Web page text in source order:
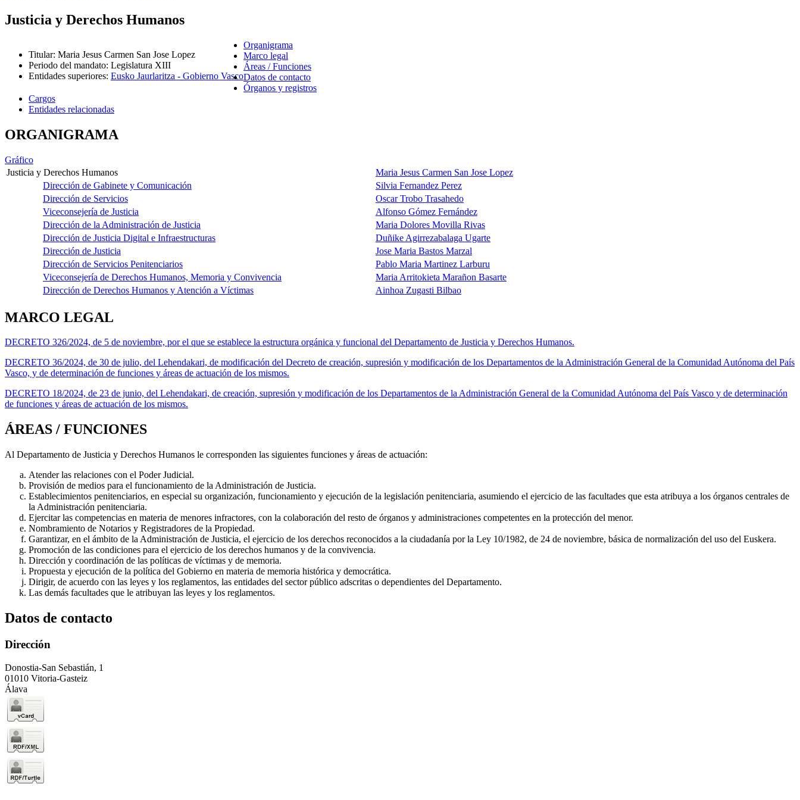
Justicia y Derechos Humanos
Titular: Maria Jesus Carmen San Jose Lopez
Periodo del mandato: Legislatura XIII
Entidades superiores: Eusko Jaurlaritza - Gobierno Vasco
Organigrama
Marco legal
Áreas / Funciones
Datos de contacto
Órganos y registros
Cargos
Entidades relacionadas
ORGANIGRAMA
Gráfico
Justicia y Derechos Humanos
Maria Jesus Carmen San Jose Lopez
Dirección de Gabinete y Comunicación
Silvia Fernandez Perez
Dirección de Servicios
Oscar Trobo Trasahedo
Viceconsejería de Justicia
Alfonso Gómez Fernández
Dirección de la Administración de Justicia
Maria Dolores Movilla Rivas
Dirección de Justicia Digital e Infraestructuras
Duñike Agirrezabalaga Ugarte
Dirección de Justicia
Jose Maria Bastos Marzal
Dirección de Servicios Penitenciarios
Pablo Maria Martinez Larburu
Viceconsejería de Derechos Humanos, Memoria y Convivencia
Maria Arritokieta Marañon Basarte
Dirección de Derechos Humanos y Atención a Víctimas
Ainhoa Zugasti Bilbao
MARCO LEGAL
DECRETO 326/2024, de 5 de noviembre, por el que se establece la estructura orgánica y funcional del Departamento de Justicia y Derechos Humanos.
DECRETO 36/2024, de 30 de julio, del Lehendakari, de modificación del Decreto de creación, supresión y modificación de los Departamentos de la Administración General de la Comunidad Autónoma del País
Vasco, y de determinación de funciones y áreas de actuación de los mismos.
DECRETO 18/2024, de 23 de junio, del Lehendakari, de creación, supresión y modificación de los Departamentos de la Administración General de la Comunidad Autónoma del País Vasco y de determinación
de funciones y áreas de actuación de los mismos.
ÁREAS / FUNCIONES
Al Departamento de Justicia y Derechos Humanos le corresponden las siguientes funciones y áreas de actuación:
Atender las relaciones con el Poder Judicial.
Provisión de medios para el funcionamiento de la Administración de Justicia.
Establecimientos penitenciarios, en especial su organización, funcionamiento y ejecución de la legislación penitenciaria, asumiendo el ejercicio de las facultades que esta atribuya a los órganos centrales de
la Administración penitenciaria.
Ejercitar las competencias en materia de menores infractores, con la colaboración del resto de órganos y administraciones competentes en la protección del menor.
Nombramiento de Notarios y Registradores de la Propiedad.
Garantizar, en el ámbito de la Administración de Justicia, el ejercicio de los derechos reconocidos a la ciudadanía por la Ley 10/1982, de 24 de noviembre, básica de normalización del uso del Euskera.
Promoción de las condiciones para el ejercicio de los derechos humanos y de la convivencia.
Dirección y coordinación de las políticas de víctimas y de memoria.
Propuesta y ejecución de la política del Gobierno en materia de memoria histórica y democrática.
Dirigir, de acuerdo con las leyes y los reglamentos, las entidades del sector público adscritas o dependientes del Departamento.
Las demás facultades que le atribuyan las leyes y los reglamentos.
Datos de contacto
Dirección
Donostia-San Sebastián, 1
01010 Vitoria-Gasteiz
Álava